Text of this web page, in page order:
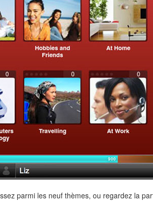
parmi les neuf thèmes, ou regardez la